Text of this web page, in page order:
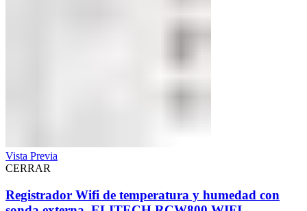
Vista Previa
CERRAR
Registrador Wifi de temperatura y humedad con